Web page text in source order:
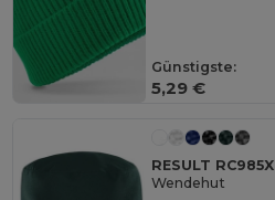
Günstigste:
5,29 €
RESULT RC985X
Wendehut